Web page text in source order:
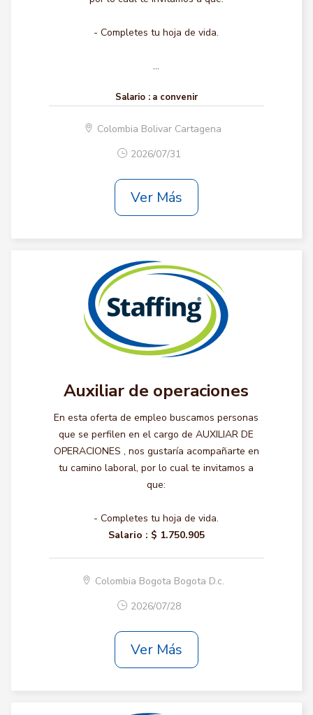
- Completes tu hoja de vida.
...
Salario : a convenir
Colombia Bolivar Cartagena
2026/07/31
Ver Más
Auxiliar de operaciones
En esta oferta de empleo buscamos personas
que se perfilen en el cargo de AUXILIAR DE
OPERACIONES , nos gustaría acompañarte en
tu camino laboral, por lo cual te invitamos a
que:
- Completes tu hoja de vida.
Salario : $ 1.750.905
Colombia Bogota Bogota D.c.
2026/07/28
Ver Más